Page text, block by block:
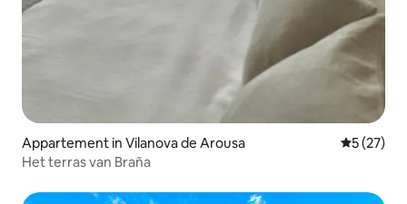
Appartement in Vilanova de Arousa
5 (27)
Het terras van Braña